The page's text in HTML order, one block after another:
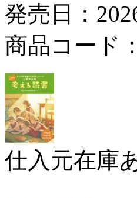
発売日：
商品コード
仕入元在庫